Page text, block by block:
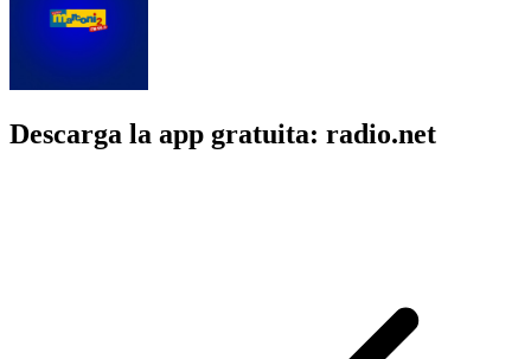
Descarga la app gratuita: radio.net